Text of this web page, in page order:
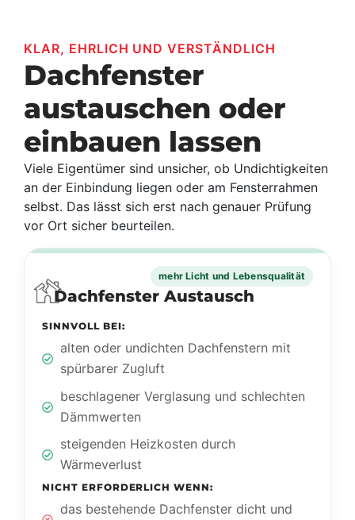
KLAR, EHRLICH UND VERSTÄNDLICH
Dachfenster
austauschen oder
einbauen lassen
Viele Eigentümer sind unsicher, ob Undichtigkeiten
an der Einbindung liegen oder am Fensterrahmen
selbst. Das lässt sich erst nach genauer Prüfung
vor Ort sicher beurteilen.
Dachfenster Austausch
mehr Licht und Lebensqualität
SINNVOLL BEI:
alten oder undichten Dachfenstern mit
spürbarer Zugluft
beschlagener Verglasung und schlechten
Dämmwerten
steigenden Heizkosten durch
Wärmeverlust
NICHT ERFORDERLICH WENN:
das bestehende Dachfenster dicht und